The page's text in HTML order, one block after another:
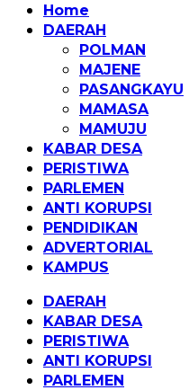
Home
DAERAH
POLMAN
MAJENE
PASANGKAYU
MAMASA
MAMUJU
KABAR DESA
PERISTIWA
PARLEMEN
ANTI KORUPSI
PENDIDIKAN
ADVERTORIAL
KAMPUS
DAERAH
KABAR DESA
PERISTIWA
ANTI KORUPSI
PARLEMEN